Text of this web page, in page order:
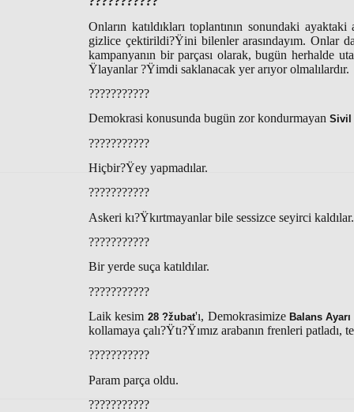
Onların katıldıkları toplantının sonundaki
gizlice çektirildi?Ÿini bilenler arasındayım. Onlar
kampanyanın bir parçası olarak, bugün herhalde
Ÿlayanlar ?Ÿimdi saklanacak yer arıyor olmalılardır.
???????????
Demokrasi konusunda bugün zor kondurmayan Sivil
???????????
Hiçbir?Ÿey yapmadılar.
???????????
Askeri kı?Ÿkırtmayanlar bile sessizce seyirci kaldılar.
???????????
Bir yerde suça katıldılar.
???????????
Laik kesim 28 ?žubat'ı, DemokrasimizeBalans Ayarı
kollamaya çalı?Ÿtı?Ÿımız arabanın frenleri patladı,
???????????
Param parça oldu.
???????????